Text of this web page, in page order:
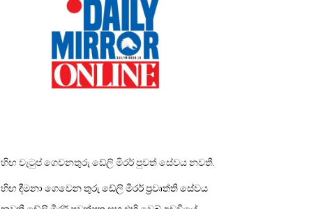
හිඟ වැටුප් ගෙවනතුරු ඩේලි මිරර් පුවත් සේවය නවතී.
හිඟ දීමනා ගෙවෙන තුරු ඩේලි මිරර් ප්‍රවෘත්ති සේවය